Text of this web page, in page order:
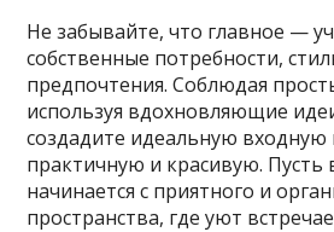
Не забывайте, что главное —
собственные потребности,
предпочтения. Соблюдая
используя вдохновляющие
создадите идеальную входную
практичную и красивую. Пусть
начинается с приятного и
пространства, где уют